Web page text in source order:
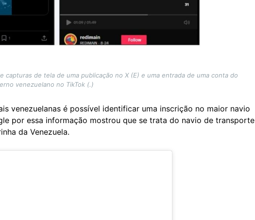
de tela de uma publicação no X (E) e uma entrada de uma conta do
venezuelano no TikTok (.)
venezuelanas é possível identificar uma inscrição no maior navio
por essa informação mostrou que se trata do navio de transporte
da Venezuela.